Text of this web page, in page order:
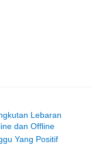
Lebaran
dan Offline
Yang Positif